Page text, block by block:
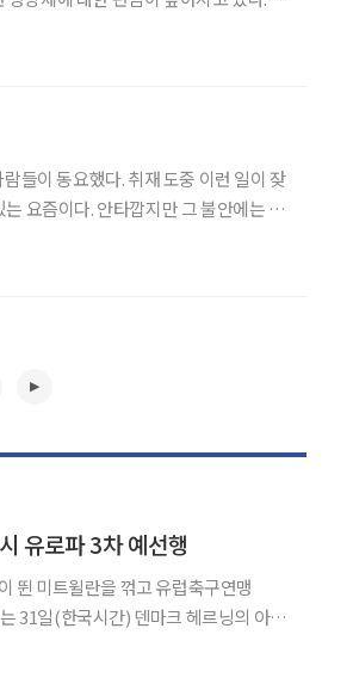
요즘이다. 안타깝지만 그 불안에는 실
유로파 3차 예선행
뛴 미트윌란을 꺾고 유럽축구연맹